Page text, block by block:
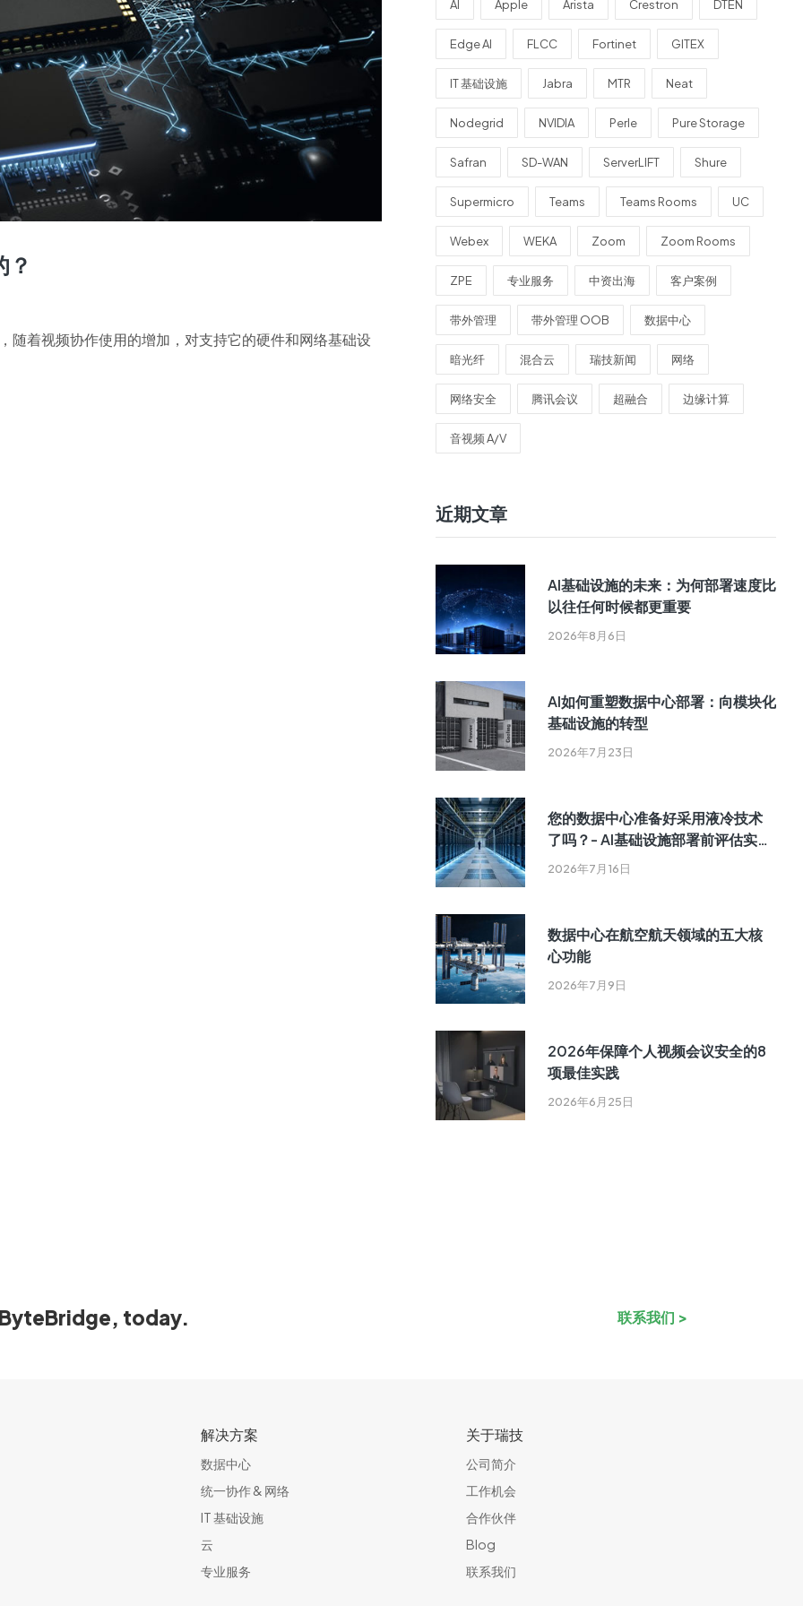
？
随着视频协作使用的增加，对支持它的硬件和网络基础设
AI Apple Arista Crestron DTEN
Edge AI FLCC Fortinet GITEX
IT 基础设施 Jabra MTR Neat
Nodegrid NVIDIA Perle Pure Storage
Safran SD-WAN ServerLIFT Shure
Supermicro Teams Teams Rooms UC
Webex WEKA Zoom Zoom Rooms
ZPE 专业服务 中资出海 客户案例
带外管理 带外管理 OOB 数据中心
暗光纤 混合云 瑞技新闻 网络
网络安全 腾讯会议 超融合 边缘计算
音视频 A/V
近期文章
2026年8月6日
AI基础设施的未来：为何部署速度比
以往任何时候都更重要
2026年7月23日
AI如何重塑数据中心部署：向模块化
基础设施的转型
2026年7月16日
您的数据中心准备好采用液冷技术
了吗？- AI基础设施部署前评估实用
指南
2026年7月9日
数据中心在航空航天领域的五大核
心功能
2026年6月25日
2026年保障个人视频会议安全的8
项最佳实践
today. 联系我们 >
解决方案
数据中心
统一协作 & 网络​
IT 基础设施
云
专业服务
关于瑞技
公司简介
工作机会
合作伙伴
Blog
联系我们